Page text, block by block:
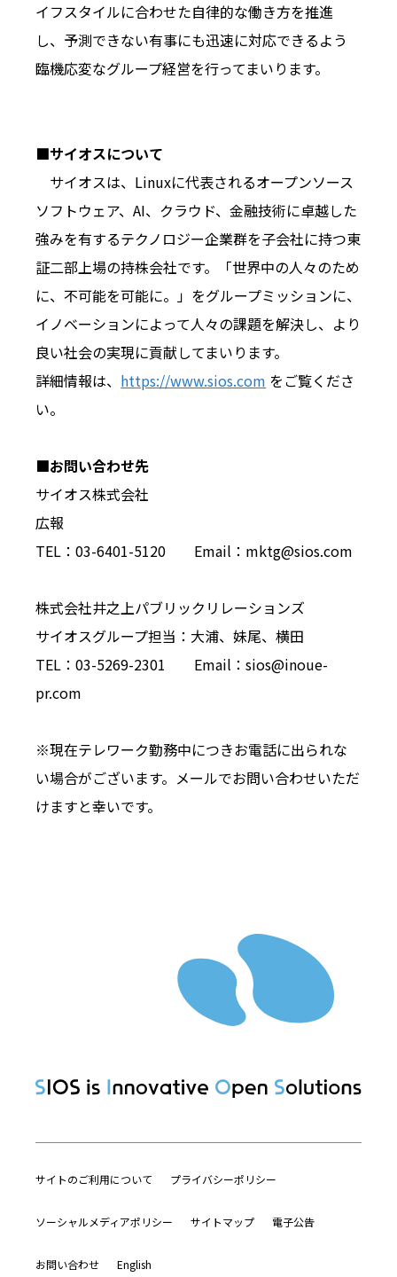
イフスタイルに合わせた自律的な働き方を推進
し、予測できない有事にも迅速に対応できるよう
臨機応変なグループ経営を行ってまいります。
■サイオスについて
サイオスは、Linuxに代表されるオープンソース
ソフトウェア、AI、クラウド、金融技術に卓越した
強みを有するテクノロジー企業群を子会社に持つ東
証二部上場の持株会社です。「世界中の人々のため
に、不可能を可能に。」をグループミッションに、
イノベーションによって人々の課題を解決し、より
良い社会の実現に貢献してまいります。
詳細情報は、 https://www.sios.com をご覧くださ
い。
■お問い合わせ先
サイオス株式会社
広報
TEL：03-6401-5120 Email：mktg@sios.com
株式会社井之上パブリックリレーションズ
サイオスグループ担当：大浦、妹尾、横田
TEL：03-5269-2301 Email：sios@inoue-
pr.com
※現在テレワーク勤務中につきお電話に出られな
い場合がございます。メールでお問い合わせいただ
けますと幸いです。
サイトのご利用について プライバシーポリシー
ソーシャルメディアポリシー サイトマップ 電子公告
お問い合わせ English